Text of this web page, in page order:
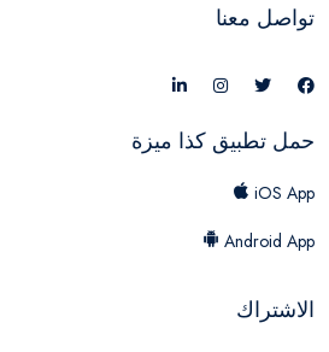
تواصل معنا
حمل تطبيق كذا ميزة
iOS App
Android App
الاشتراك